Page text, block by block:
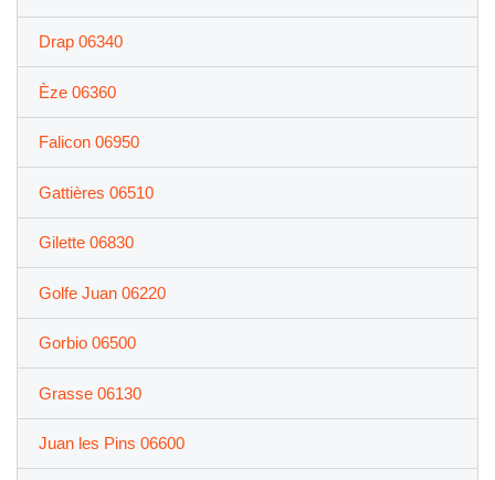
Drap 06340
Èze 06360
Falicon 06950
Gattières 06510
Gilette 06830
Golfe Juan 06220
Gorbio 06500
Grasse 06130
Juan les Pins 06600